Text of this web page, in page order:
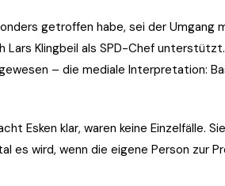
getroffen habe, sei der Umgang
Lars Klingbeil als SPD-Chef
– die mediale Interpretation:
Esken klar, waren keine Einzelfälle.
es wird, wenn die eigene Person zur